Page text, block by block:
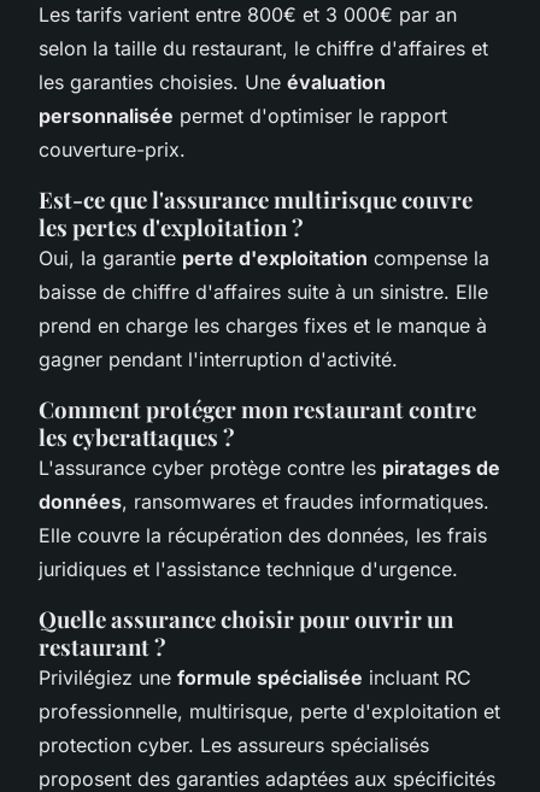
Les tarifs varient entre 800€ et 3 000€ par an
selon la taille du restaurant, le chiffre d'affaires et
les garanties choisies. Une évaluation
personnalisée permet d'optimiser le rapport
couverture-prix.
Est-ce que l'assurance multirisque couvre
les pertes d'exploitation ?
Oui, la garantie perte d'exploitation compense la
baisse de chiffre d'affaires suite à un sinistre. Elle
prend en charge les charges fixes et le manque à
gagner pendant l'interruption d'activité.
Comment protéger mon restaurant contre
les cyberattaques ?
L'assurance cyber protège contre les piratages de
données, ransomwares et fraudes informatiques.
Elle couvre la récupération des données, les frais
juridiques et l'assistance technique d'urgence.
Quelle assurance choisir pour ouvrir un
restaurant ?
Privilégiez une formule spécialisée incluant RC
professionnelle, multirisque, perte d'exploitation et
protection cyber. Les assureurs spécialisés
proposent des garanties adaptées aux spécificités